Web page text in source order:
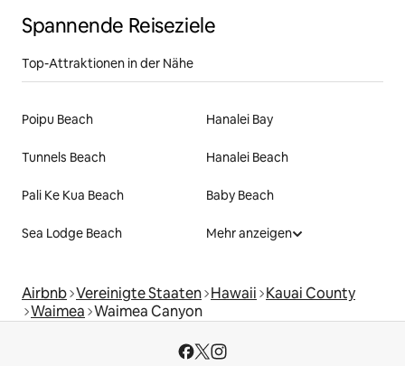
Spannende Reiseziele
Top-Attraktionen in der Nähe
Poipu Beach Hanalei Bay
Tunnels Beach Hanalei Beach
Pali Ke Kua Beach Baby Beach
Sea Lodge Beach Mehr anzeigen
Airbnb Vereinigte Staaten Hawaii Kauai County
Waimea Waimea Canyon